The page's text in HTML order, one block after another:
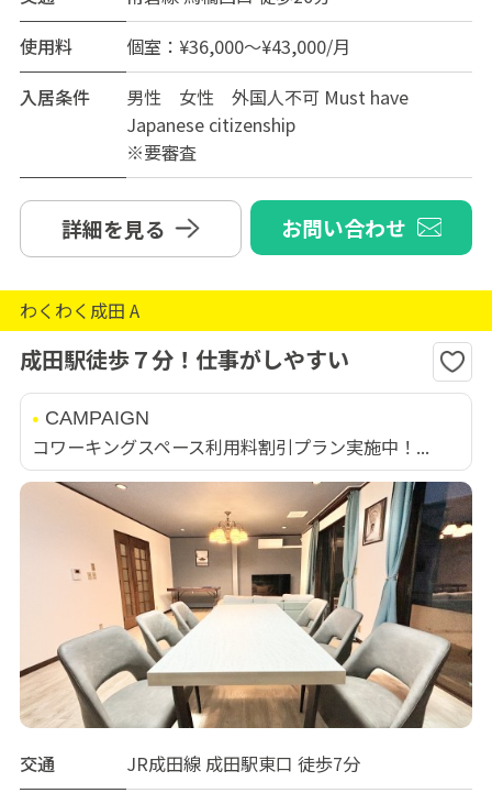
使用料
個室：¥36,000～¥43,000/月
入居条件
男性 女性 外国人不可 Must have
Japanese citizenship
※要審査
詳細を見る お問い合わせ
わくわく成田 A
成田駅徒歩７分！仕事がしやすい
CAMPAIGN
コワーキングスペース利用料割引プラン実施中！...
交通
JR成田線 成田駅東口 徒歩7分